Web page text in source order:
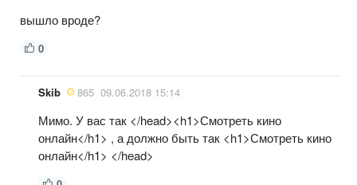
вышло вроде?
0
Skib 865 09.06.2018 15:14
Мимо. У вас так </head><h1>Смотреть кино
онлайн</h1> , а должно быть так <h1>Смотреть кино
онлайн</h1> </head>